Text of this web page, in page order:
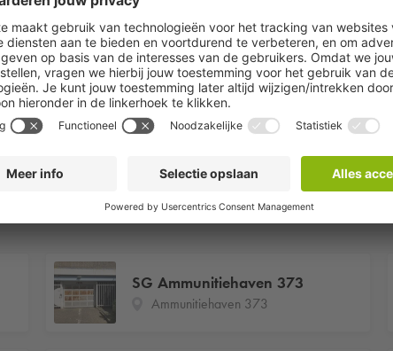
SG Ammunitiehaven 373
Ammunitiehaven 373